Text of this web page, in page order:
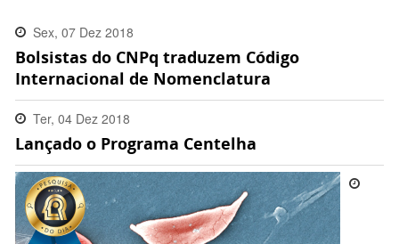
Sex, 07 Dez 2018
15:05:00 -0200
Bolsistas do CNPq traduzem Código
Internacional de Nomenclatura
Ter, 04 Dez 2018
17:33:00 -0200
Lançado o Programa Centelha